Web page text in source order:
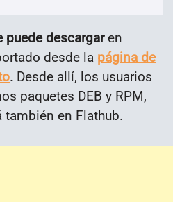
puede descargaren
desde la página de
. Desde allí, los usuarios
paquetes DEB y RPM,
también en Flathub.